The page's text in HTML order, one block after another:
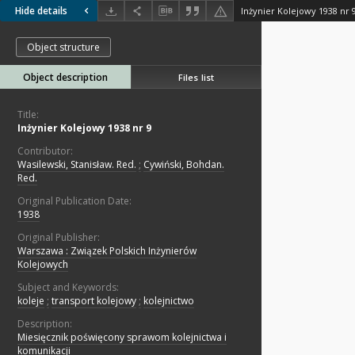
Hide details Inżynier Kolejowy 1938 nr
Object structure
Object description Files list
Title:
Inżynier Kolejowy 1938 nr 9
Contributor:
Wasilewski, Stanisław. Red. ; Cywiński, Bohdan.
Red.
Original Publication Date:
1938
Original Publisher:
Warszawa : Związek Polskich Inżynierów
Kolejowych
Subject and Keywords:
koleje ; transport kolejowy ; kolejnictwo
Description:
Miesięcznik poświęcony sprawom kolejnictwa i
komunikacji